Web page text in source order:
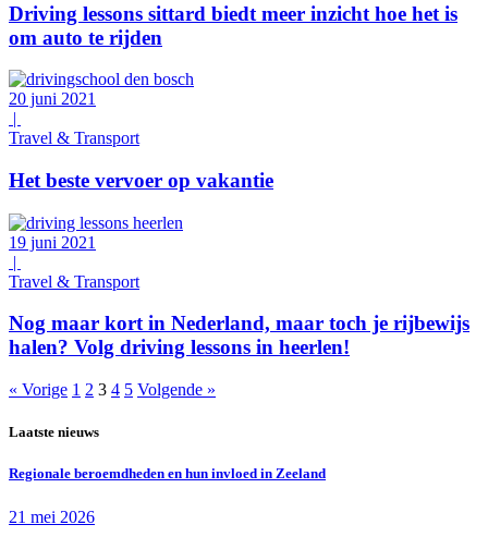
Driving lessons sittard biedt meer inzicht hoe het is
om auto te rijden
20 juni 2021
|
Travel & Transport
Het beste vervoer op vakantie
19 juni 2021
|
Travel & Transport
Nog maar kort in Nederland, maar toch je rijbewijs
halen? Volg driving lessons in heerlen!
« Vorige 1 2 3 4 5 Volgende »
Laatste nieuws
Regionale beroemdheden en hun invloed in Zeeland
21 mei 2026